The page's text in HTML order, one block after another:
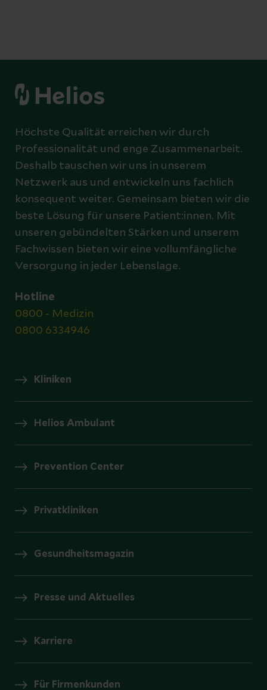
Höchste Qualität erreichen wir durch
Professionalität und enge Zusammenarbeit.
Deshalb tauschen wir uns in unserem
Netzwerk aus und entwickeln uns fachlich
konsequent weiter. Gemeinsam bieten wir die
beste Lösung für unsere Patient:innen. Mit
unseren gebündelten Stärken und unserem
Fachwissen bieten wir eine vollumfängliche
Versorgung in jeder Lebenslage.
Hotline
0800 - Medizin
0800 6334946
Kliniken
Helios Ambulant
Prevention Center
Privatkliniken
Gesundheitsmagazin
Presse und Aktuelles
Karriere
Für Firmenkunden